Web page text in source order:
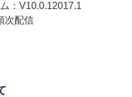
：V10.0.12017.1
次配信